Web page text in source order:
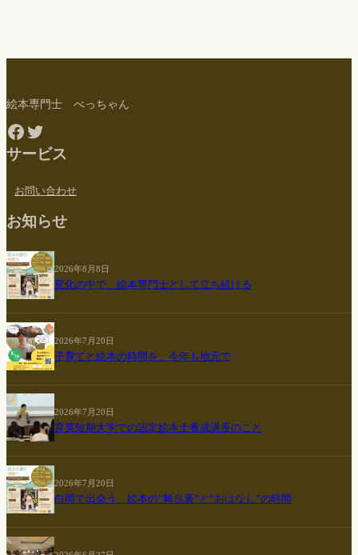
絵本専門士 べっちゃん
Facebook
Twitter
サービス
お問い合わせ
お知らせ
2026年8月8日
変化の中で、絵本専門士として立ち続ける
2026年7月20日
子育てと絵本の時間を、今年も地元で
2026年7月20日
育英短期大学での認定絵本士養成講座のこと
2026年7月20日
白岡で出会う、絵本の“舞台裏”と“おはなし”の時間